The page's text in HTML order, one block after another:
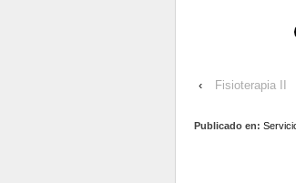
‹ Fisioterapia II
Publicado en: